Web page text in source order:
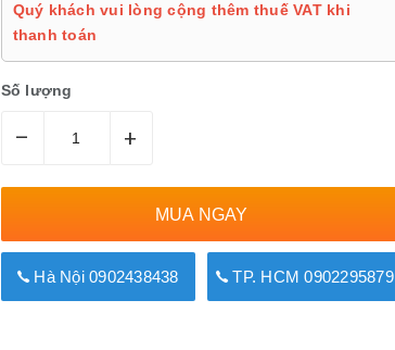
Quý khách vui lòng cộng thêm thuế VAT khi
thanh toán
Số lượng
– +
MUA NGAY
Hà Nội 0902438438 TP. HCM 0902295879